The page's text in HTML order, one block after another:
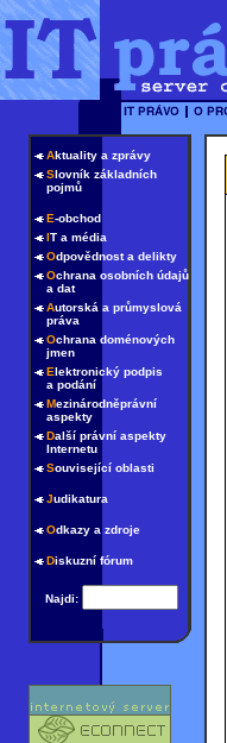
Aktuality a zprávy
Slovník základních
pojmů
E-obchod
IT a média
Odpovědnost a delikty
Ochrana osobních údajů
a dat
Autorská a průmyslová
práva
Ochrana doménových
jmen
Elektronický podpis
a podání
Mezinárodněprávní
aspekty
Další právní aspekty
Internetu
Související oblasti
Judikatura
Odkazy a zdroje
Diskuzní fórum
Najdi: